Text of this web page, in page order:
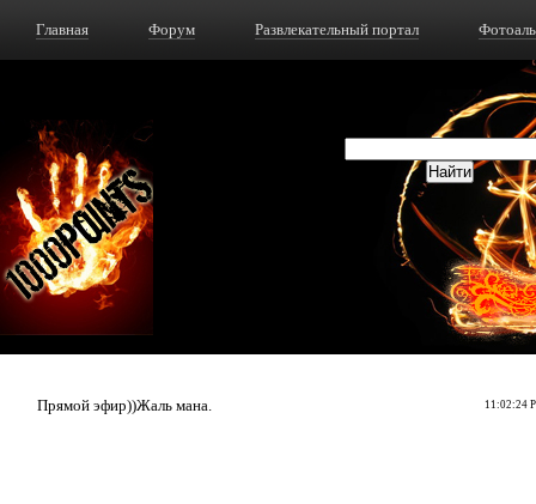
Главная Форум Развлекательный портал
11:02:24
Прямой эфир))Жаль мана.